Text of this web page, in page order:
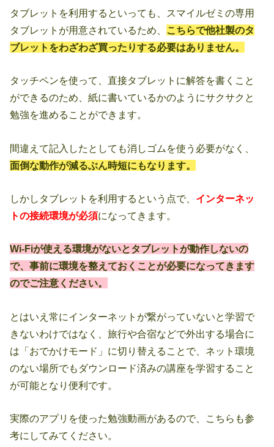
タブレットを利用するといっても、スマイルゼミの専用
タブレットが用意されているため、 こちらで他社製のタ
ブレットをわざわざ買ったりする必要はありません。
タッチペンを使って、直接タブレットに解答を書くこと
ができるのため、紙に書いているかのようにサクサクと
勉強を進めることができます。
間違えて記入したとしても消しゴムを使う必要がなく、
面倒な動作が減るぶん時短にもなります。
しかしタブレットを利用するという点で、 インターネッ
トの接続環境が必須になってきます。
Wi-Fiが使える環境がないとタブレットが動作しないの
で、事前に環境を整えておくことが必要になってきます
のでご注意ください。
とはいえ常にインターネットが繋がっていないと学習で
きないわけではなく、旅行や合宿などで外出する場合に
は「おでかけモード」に切り替えることで、ネット環境
のない場所でもダウンロード済みの講座を学習すること
が可能となり便利です。
実際のアプリを使った勉強動画があるので、こちらも参
考にしてみてください。